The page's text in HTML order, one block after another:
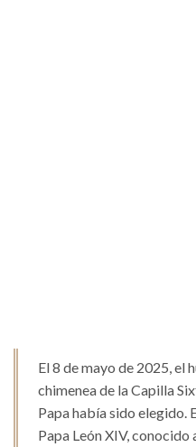
El 8 de mayo de 2025, el
chimenea de la Capilla
Papa había sido elegido.
Papa León XIV, conocido